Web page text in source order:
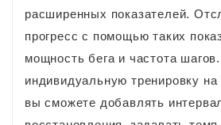
расширенных показателей.
прогресс с помощью таких
мощность бега и частота
индивидуальную тренировку
вы сможете добавлять